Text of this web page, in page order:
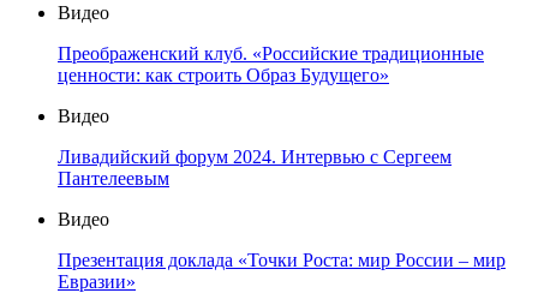
Видео
Преображенский клуб. «Российские традиционные
ценности: как строить Образ Будущего»
Видео
Ливадийский форум 2024. Интервью с Сергеем
Пантелеевым
Видео
Презентация доклада «Точки Роста: мир России – мир
Евразии»